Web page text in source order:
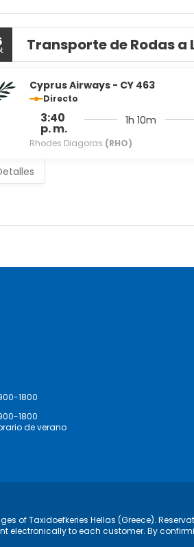
Se ofrece conexión wifi gratuita en
está a 10 minutos a pie, y el
Transporte de Rodas a
Cyprus Airways - CY 463
Directo
3:40
p. m.
Rhodes Diagoras (RHO)
1h 10m
1800
1800
de verano
of Taxidoefkeries Hellas (Greece).
to each customer. By